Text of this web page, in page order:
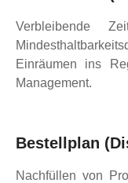
Verbleibende
Einräumen ins
Management.
Bestellplan
Nachfüllen von